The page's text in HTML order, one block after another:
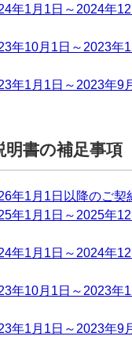
年1月1日～2024年
年10月1日～2023年
年1月1日～2023年9
明書の補足事項
年1月1日以降のご契
年1月1日～2025年
年1月1日～2024年
年10月1日～2023年
年1月1日～2023年9